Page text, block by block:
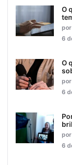
O
por
6
O
por
6
por
6